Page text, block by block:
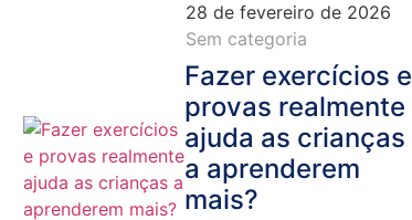
28 de fevereiro de 2026
Sem categoria
Fazer exercícios e
provas realmente
ajuda as crianças
a aprenderem
mais?